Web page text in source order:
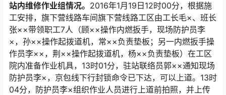
站内维修作业组情况。 2016年1月19日12时00分，根据施
工安排，旗下营线路车间旗下营线路工区由工长毛×、班长
张××带领职工7人（顾××操作内燃扳手，现场防护员李
×，孙××操作起拨道机，常××负责垫板；另一内燃扳手操
作员李××，荆××操作起拨道机，杨××负责垫板）在工区
院内准备作业机具，13时01分，驻站联络员郭××通知现场
防护员李×，京包线下行封锁命令已下达，可以上道。13时
04分，防护员李×组织作业人员进行上道前拍照，并上传